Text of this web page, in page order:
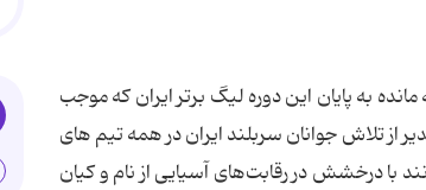
به پایان این دوره لیگ برتر ایران که موجب
از تلاش جوانان سربلند ایران در همه تیم های
با درخشش در رقابت‌های آسیایی از نام و کیان